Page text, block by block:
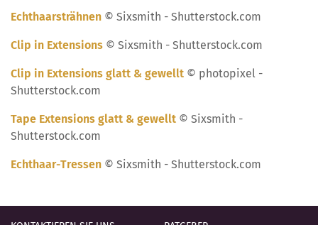
Echthaarsträhnen © Sixsmith - Shutterstock.com
Clip in Extensions © Sixsmith - Shutterstock.com
Clip in Extensions glatt & gewellt © photopixel -
Shutterstock.com
Tape Extensions glatt & gewellt © Sixsmith -
Shutterstock.com
Echthaar-Tressen © Sixsmith - Shutterstock.com